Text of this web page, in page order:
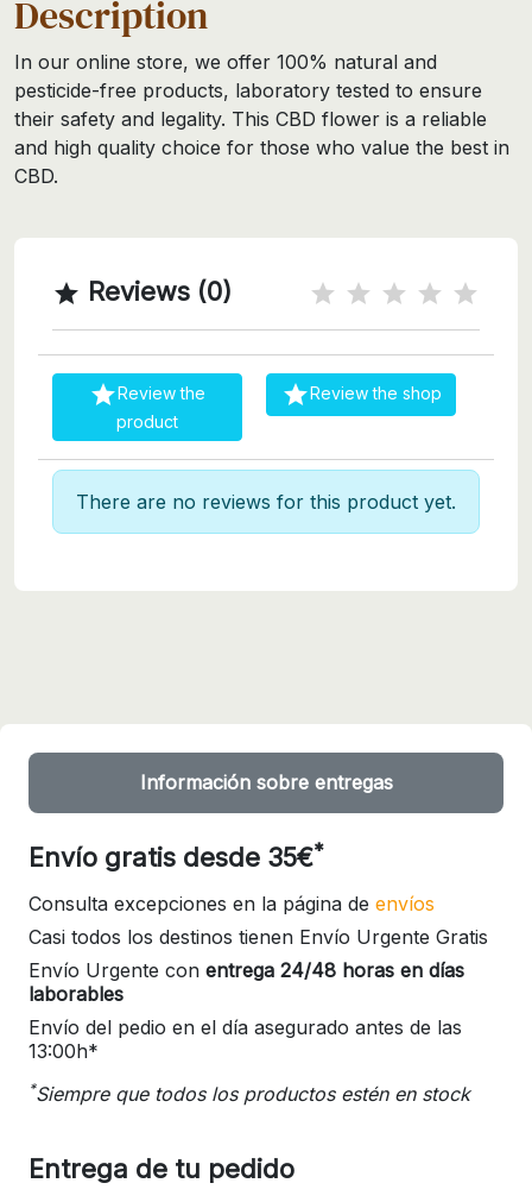
Description
In our online store, we offer 100% natural and
pesticide-free products, laboratory tested to ensure
their safety and legality. This CBD flower is a reliable
and high quality choice for those who value the best in
CBD.
 Reviews (0)
Review the
product
Review the shop
There are no reviews for this product yet.
Información sobre entregas
Envío gratis desde 35€*
Consulta excepciones en la página de envíos
Casi todos los destinos tienen Envío Urgente Gratis
Envío Urgente con entrega 24/48 horas en días
laborables
Envío del pedio en el día asegurado antes de las
13:00h*
*Siempre que todos los productos estén en stock
Entrega de tu pedido